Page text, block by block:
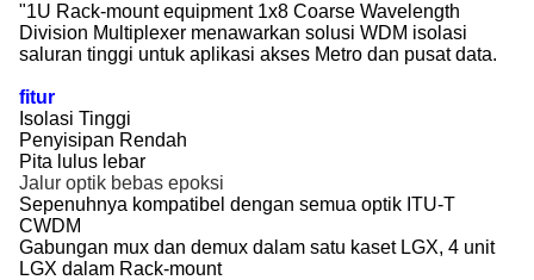
"1U Rack-mount equipment 1x8 Coarse Wavelength
Division Multiplexer menawarkan solusi WDM isolasi
saluran tinggi untuk aplikasi akses Metro dan pusat data.
fitur
Isolasi Tinggi
Penyisipan Rendah
Pita lulus lebar
Jalur optik bebas epoksi
Sepenuhnya kompatibel dengan semua optik ITU-T
CWDM
Gabungan mux dan demux dalam satu kaset LGX, 4 unit
LGX dalam Rack-mount